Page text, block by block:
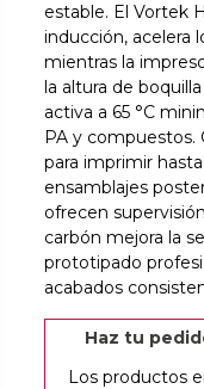
estable. El Vortek
inducción, acelera
mientras la
la altura de
activa a 65 °C
PA y compuestos.
para imprimir
ensamblajes
ofrecen
carbón mejora la
prototipado
acabados
Haz tu
Los productos